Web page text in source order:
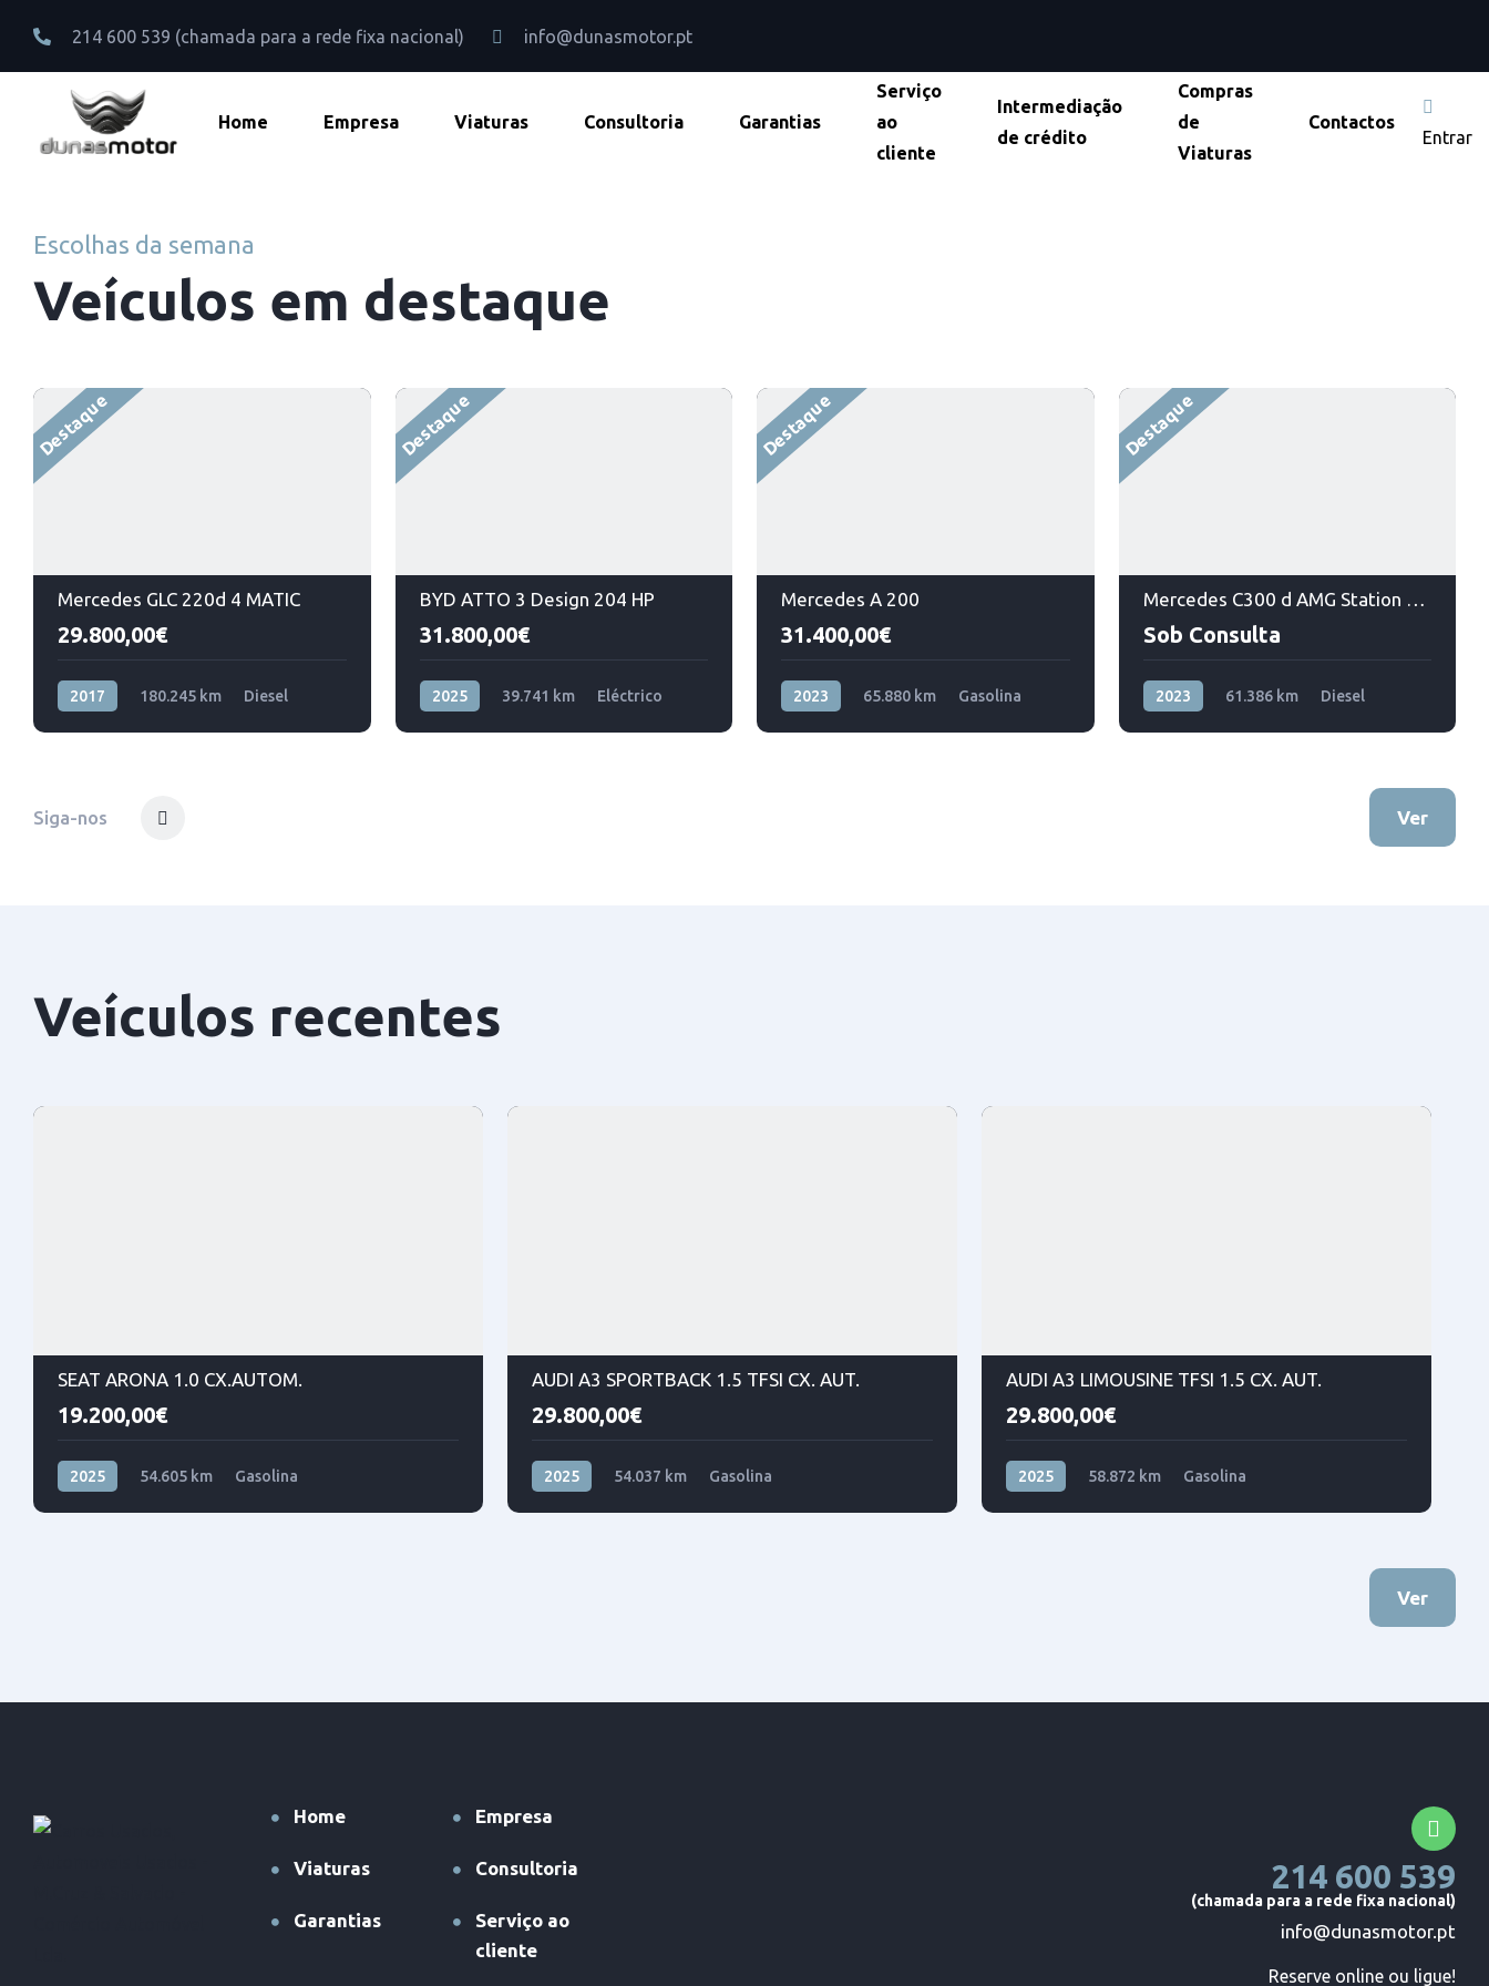
214 600 539 (chamada para a rede fixa nacional) info@dunasmotor.pt
Home Empresa Viaturas Consultoria Garantias
Serviço
ao
cliente
Intermediação
de crédito
Compras
de
Viaturas
Contactos
Entrar
Escolhas da semana
Veículos em destaque
Destaque
Mercedes GLC 220d 4 MATIC
29.800,00€
2017 180.245 km
Diesel
Destaque
BYD ATTO 3 Design 204 HP
31.800,00€
2025 39.741 km
Eléctrico
Destaque
Mercedes A 200
31.400,00€
2023 65.880 km
Gasolina
Destaque
Mercedes C300 d AMG Station #VENDIDO#
Sob Consulta
2023 61.386 km
Diesel
Siga-nos Ver
Veículos recentes
SEAT ARONA 1.0 CX.AUTOM.
19.200,00€
2025 54.605 km
Gasolina
AUDI A3 SPORTBACK 1.5 TFSI CX. AUT.
29.800,00€
2025 54.037 km
Gasolina
AUDI A3 LIMOUSINE TFSI 1.5 CX. AUT.
29.800,00€
2025 58.872 km
Gasolina
Ver
Home Empresa
Viaturas Consultoria
Garantias
Serviço ao
cliente
214 600 539
(chamada para a rede fixa nacional)
info@dunasmotor.pt
Reserve online ou ligue!